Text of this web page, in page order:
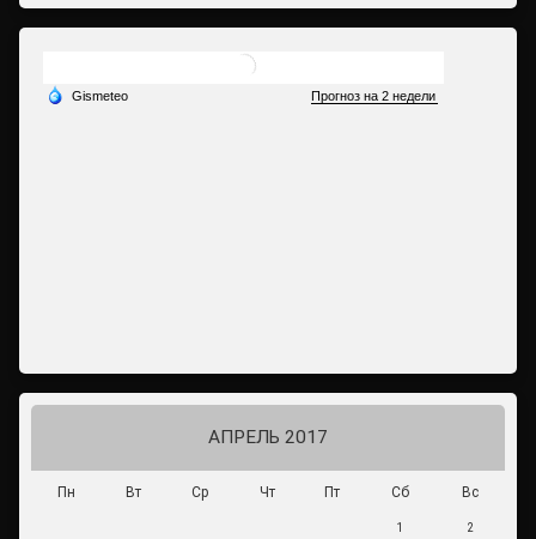
АПРЕЛЬ 2017
Пн Вт Ср Чт Пт Сб Вс
1 2